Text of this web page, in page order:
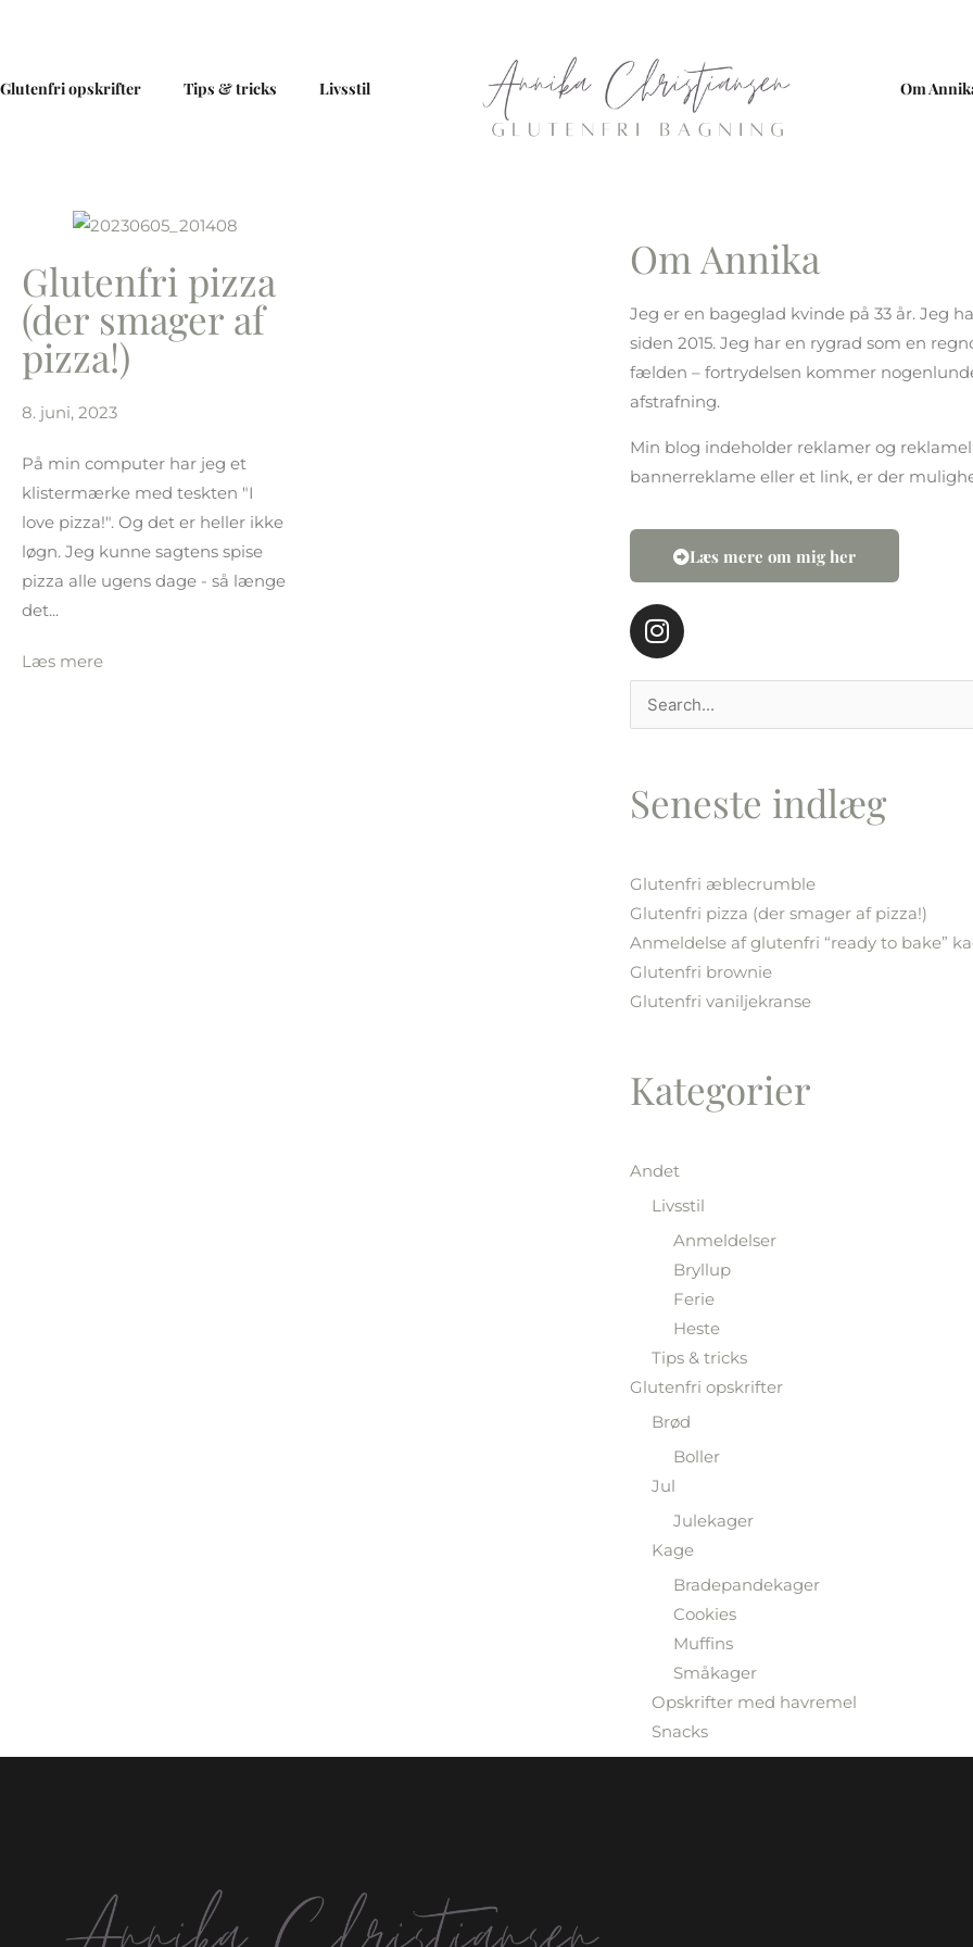
Glutenfri opskrifter
Tips & tricks Livsstil Om
Glutenfri pizza
(der smager af
pizza!)
8. juni, 2023
På min computer har jeg et
klistermærke med teskten "I
love pizza!". Og det er heller ikke
løgn. Jeg kunne sagtens spise
pizza alle ugens dage - så længe
det...
Læs mere
Om Annika
Jeg er en bageglad kvinde på 33 år. Jeg
siden 2015. Jeg har en rygrad som en
fælden – fortrydelsen kommer
afstrafning.
Min blog indeholder reklamer og
bannerreklame eller et link, er der
Læs mere om mig her
I
n
t
a
a
Søg
Seneste indlæg
Glutenfri æblecrumble
Glutenfri pizza (der smager af pizza!)
Anmeldelse af glutenfri “ready to bake”
Glutenfri brownie
Glutenfri vaniljekranse
Kategorier
Andet
Livsstil
Anmeldelser
Bryllup
Ferie
Heste
Tips & tricks
Glutenfri opskrifter
Brød
Boller
Jul
Julekager
Kage
Bradepandekager
Cookies
Muffins
Småkager
Opskrifter med havremel
Snacks